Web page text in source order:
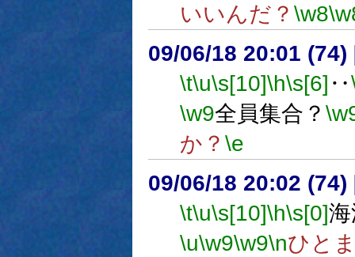
いいんだ？ \w8
09/06/18 20:01 (74)
\t\u\s[10]\h\s[6] ‥
\w9全員集合？
か？ \e
09/06/18 20:02 (74)
\t\u\s[10]\h\s[0]
\u\w9\w9\nひと